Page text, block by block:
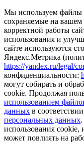
Мы используем файлы
сохраняемые на вашем
корректной работы
использования и
сайте используются
Яндекс.Метрика
https://yandex.ru/legal/
конфиденциальности:
могут собирать и
cookie. Продолжая
использованием
данных в
персональных данных
использования cookie,
может повлиять на